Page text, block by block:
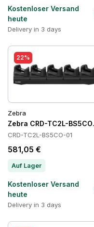
Kostenloser Versand
heute
Delivery in 3 days
22%
Zebra
Zebra CRD-TC2L-
CRD-TC2L-BS5CO-01
581,05 €
Auf Lager
Kostenloser Versand
heute
Delivery in 3 days